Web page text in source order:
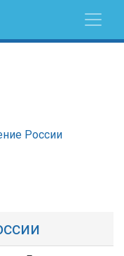
России